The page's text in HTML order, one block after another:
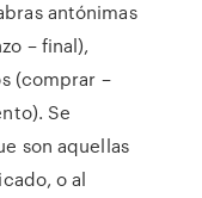
antónimas
– final),
(comprar –
Se
son aquellas
o al